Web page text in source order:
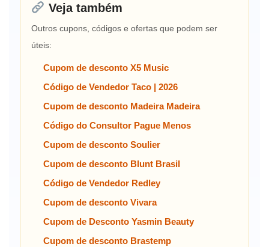
Veja também
Outros cupons, códigos e ofertas que podem ser
úteis:
Cupom de desconto X5 Music
Código de Vendedor Taco | 2026
Cupom de desconto Madeira Madeira
Código do Consultor Pague Menos
Cupom de desconto Soulier
Cupom de desconto Blunt Brasil
Código de Vendedor Redley
Cupom de desconto Vivara
Cupom de Desconto Yasmin Beauty
Cupom de desconto Brastemp